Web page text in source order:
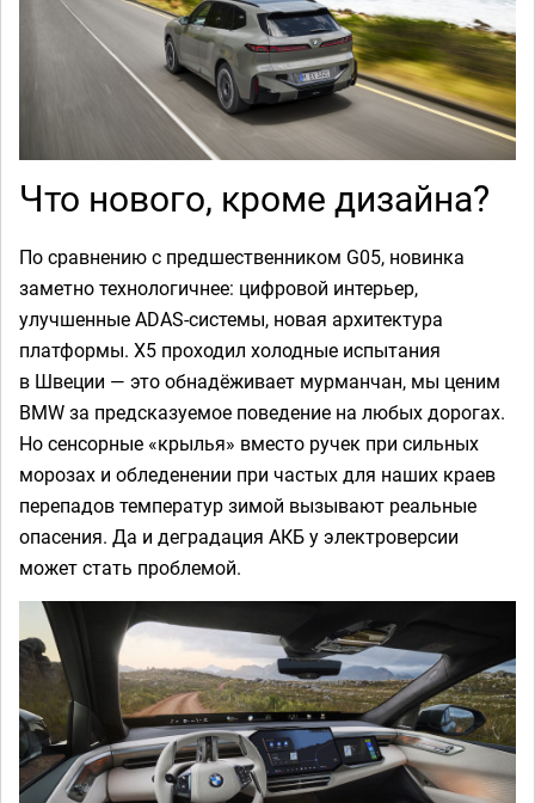
Что нового, кроме дизайна?
По сравнению с предшественником G05, новинка
заметно технологичнее: цифровой интерьер,
улучшенные ADAS-системы, новая архитектура
платформы. X5 проходил холодные испытания
в Швеции — это обнадёживает мурманчан, мы ценим
BMW за предсказуемое поведение на любых дорогах.
Но сенсорные «крылья» вместо ручек при сильных
морозах и обледенении при частых для наших краев
перепадов температур зимой вызывают реальные
опасения. Да и деградация АКБ у электроверсии
может стать проблемой.